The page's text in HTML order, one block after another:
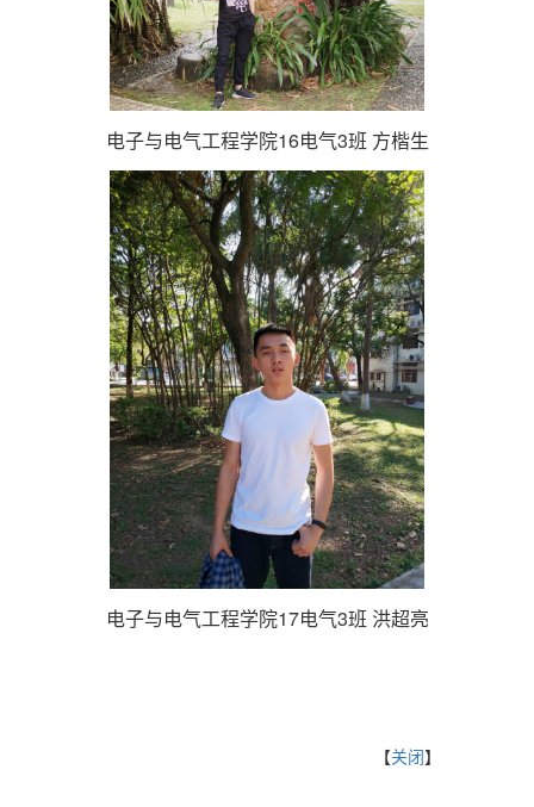
电子与电气工程学院16电气3班 方楷生
电子与电气工程学院17电气3班 洪超亮
【关闭】